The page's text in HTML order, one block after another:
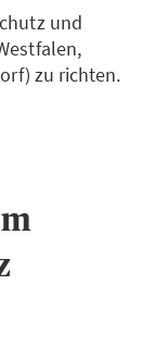
und
zu richten.